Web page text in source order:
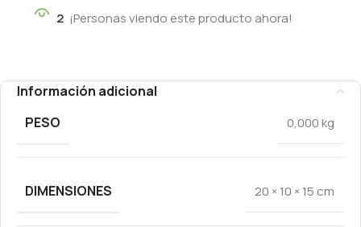
2 ¡Personas viendo este producto ahora!
Información adicional
PESO
0,000 kg
DIMENSIONES 20 × 10 × 15 cm